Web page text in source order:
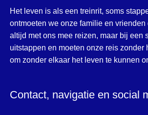
Het leven is als een treinrit, soms
ontmoeten we onze familie en vrienden
altijd met ons mee reizen, maar bij een
uitstappen en moeten onze reis zonder
om zonder elkaar het leven te kunnen
Contact, navigatie en social